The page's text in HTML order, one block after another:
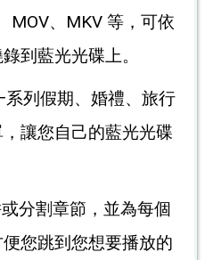
MOV、MKV 等，可依
到藍光光碟上。
系列假期、婚禮、旅行
讓您自己的藍光光碟
分割章節，並為每個
您跳到您想要播放的